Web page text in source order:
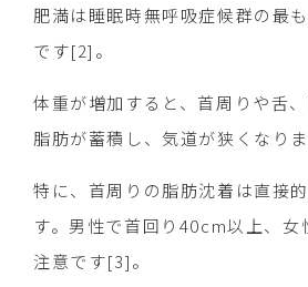
肥満は睡眠時無呼吸症候群の最
です[2]。
体重が増加すると、首周りや舌
脂肪が蓄積し、気道が狭くなりま
特に、首周りの脂肪沈着は直接
す。男性で首回り40cm以上、
注意です[3]。